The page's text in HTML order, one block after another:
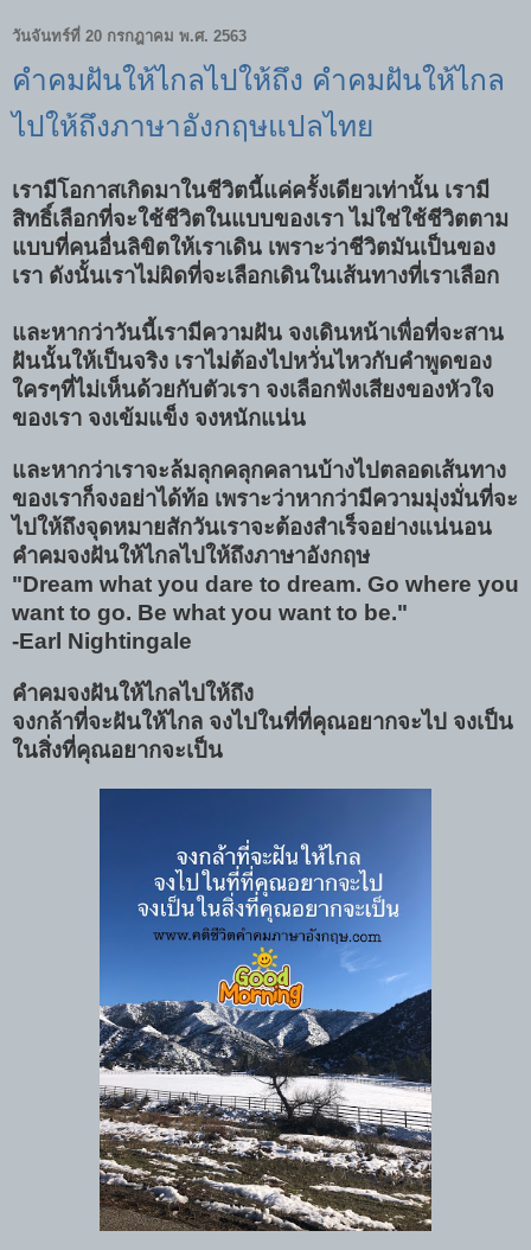
วันจันทร์ที่ 20 กรกฎาคม พ.ศ. 2563
คำคมฝันให้ไกลไปให้ถึง คำคมฝันให้ไกล
ไปให้ถึงภาษาอังกฤษแปลไทย
เรามีโอกาสเกิดมาในชีวิตนี้แค่ครั้งเดียวเท่านั้น เรามี
สิทธิ์เลือกที่จะใช้ชีวิตในแบบของเรา ไม่ใช่ใช้ชีวิตตาม
แบบที่คนอื่นลิขิตให้เราเดิน เพราะว่าชีวิตมันเป็นของ
เรา ดังนั้นเราไม่ผิดที่จะเลือกเดินในเส้นทางที่เราเลือก
และหากว่าวันนี้เรามีความฝัน จงเดินหน้าเพื่อที่จะสาน
ฝันนั้นให้เป็นจริง เราไม่ต้องไปหวั่นไหวกับคำพูดของ
ใครๆที่ไม่เห็นด้วยกับตัวเรา จงเลือกฟังเสียงของหัวใจ
ของเรา จงเข้มแข็ง จงหนักแน่น
และหากว่าเราจะล้มลุกคลุกคลานบ้างไปตลอดเส้นทาง
ของเราก็จงอย่าได้ท้อ เพราะว่าหากว่ามีความมุ่งมั่นที่จะ
ไปให้ถึงจุดหมายสักวันเราจะต้องสำเร็จอย่างแน่นอน
คำคมจงฝันให้ไกลไปให้ถึงภาษาอังกฤษ
"Dream what you dare to dream. Go where you
want to go. Be what you want to be."
-Earl Nightingale
คำคมจงฝันให้ไกลไปให้ถึง
จงกล้าที่จะฝันให้ไกล จงไปในที่ที่คุณอยากจะไป จงเป็น
ในสิ่งที่คุณอยากจะเป็น